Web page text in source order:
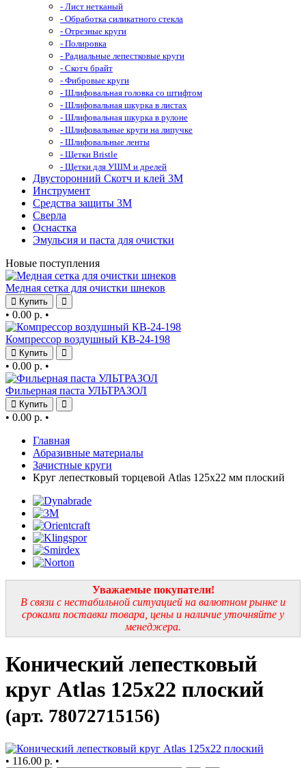
- Лист нетканый
- Обработка силикатного стекла
- Отрезные круги
- Полировка
- Радиальные лепестковые круги
- Скотч брайт
- Фибровые круги
- Шлифовальная головка со штифтом
- Шлифовальная шкурка в листах
- Шлифовальная шкурка в рулоне
- Шлифовальные круги на липучке
- Шлифовальные ленты
- Щетки Bristle
- Щетки для УШМ и дрелей
Двусторонний Скотч и клей 3М
Инструмент
Средства защиты 3М
Сверла
Оснастка
Эмульсия и паста для очистки
Новые поступления
Медная сетка для очистки шнеков
Купить
• 0.00 р. •
Компрессор воздушный КВ-24-198
Купить
• 0.00 р. •
Фильерная паста УЛЬТРАЗОЛ
Купить
• 0.00 р. •
Главная
Абразивные материалы
Зачистные круги
Круг лепестковый торцевой Atlas 125х22 мм плоский
Уважаемые покупатели!
В связи с нестабильной ситуацией на валютном рынке и
сроками поставки товара, цены и наличие уточняйте у
менеджера.
Конический лепестковый
круг Atlas 125х22 плоский
(арт. 78072715156)
• 116.00 р. •